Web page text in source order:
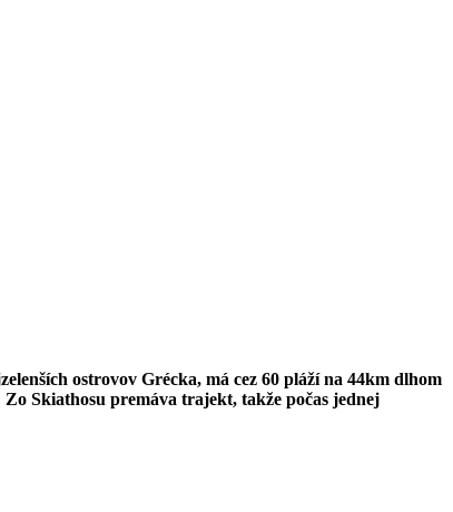
ostrovov Grécka, má cez 60 pláží na 44km dlhom
Skiathosu premáva trajekt, takže počas jednej